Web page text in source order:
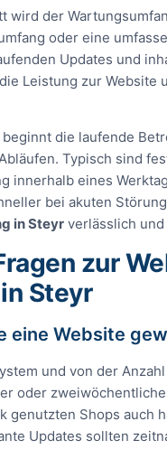
wird der
oder eine
Updates und
Leistung zur Website
die laufende
Typisch sind
innerhalb eines
bei akuten
in Steyr verlässlich
zur
Steyr
eine Website
und von der
oder
genutzten Shops auch
Updates sollten